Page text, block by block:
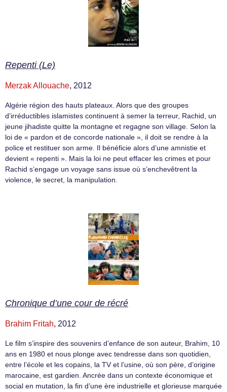
Repenti (Le)
Merzak Allouache, 2012
Algérie région des hauts plateaux. Alors que des groupes
d’irréductibles islamistes continuent à semer la terreur, Rachid, un
jeune jihadiste quitte la montagne et regagne son village. Selon la
loi de « pardon et de concorde nationale », il doit se rendre à la
police et restituer son arme. Il bénéficie alors d’une amnistie et
devient « repenti ». Mais la loi ne peut effacer les crimes et pour
Rachid s’engage un voyage sans issue où s’enchevêtrent la
violence, le secret, la manipulation.
Chronique d’une cour de récré
Brahim Fritah, 2012
Le film s’ins­pire des sou­ve­nirs d’enfance de son auteur, Brahim, 10
ans en 1980 et nous plonge avec ten­dresse dans son quo­ti­dien,
entre l’école et les copains, la TV et l’usine, où son père, d’ori­gine
maro­caine, est gar­dien. Ancrée dans un contexte économique et
social en muta­tion, la fin d’une ère indus­trielle et glo­rieuse mar­quée